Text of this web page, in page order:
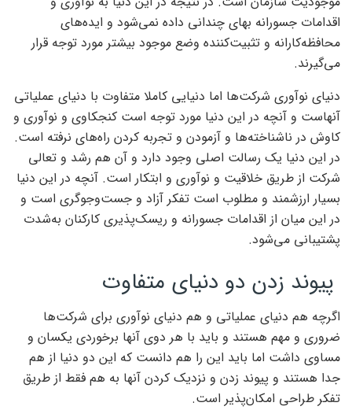
اقدامات جسورانه بهای چندانی داده نمی‌شود و ایده‌‌‌های
محافظه‌‌‌کارانه و تثبیت‌‌‌کننده وضع موجود بیشتر مورد توجه قرار
می‌‌‌گیرند.
دنیای نوآوری شرکت‌ها اما دنیایی کاملا متفاوت با دنیای عملیاتی
آنهاست و آنچه در این دنیا مورد توجه است کنجکاوی و نوآوری و
کاوش در ناشناخته‌‌‌ها و آزمودن و تجربه ‌‌‌کردن راه‌‌‌های نرفته است.
در این دنیا یک رسالت اصلی وجود دارد و آن هم رشد و تعالی
شرکت از طریق خلاقیت و نوآوری و ابتکار است. آنچه در این دنیا
بسیار ارزشمند و مطلوب است تفکر آزاد و جست‌‌‌وجوگری است و
در این میان از اقدامات جسورانه و ریسک‌‌‌پذیری کارکنان به‌‌‌شدت
پشتیبانی می‌شود.
پیوند زدن دو دنیای متفاوت
اگرچه هم دنیای عملیاتی و هم دنیای نوآوری برای شرکت‌ها
ضروری و مهم هستند و باید با هر دوی آنها برخوردی یکسان و
مساوی داشت اما باید این را هم دانست که این دو دنیا از هم
جدا هستند و پیوند زدن و نزدیک ‌‌‌کردن آنها به هم فقط از طریق
تفکر طراحی امکان‌‌‌پذیر است.